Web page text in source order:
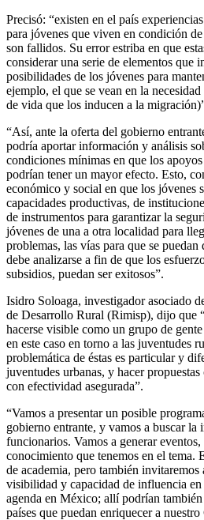
Precisó: “existen en el país
para jóvenes que viven en condición
son fallidos. Su error estriba en que
considerar una serie de elementos que
posibilidades de los jóvenes para
ejemplo, el que se vean en la
de vida que los inducen a la
“Así, ante la oferta del gobierno
podría aportar información y análisis
condiciones mínimas en que los
podrían tener un mayor efecto. Esto,
económico y social en que los jóvenes
capacidades productivas, de
de instrumentos para garantizar la
jóvenes de una a otra localidad para
problemas, las vías para que se
debe analizarse a fin de que los
subsidios, puedan ser exitosos”.
Isidro Soloaga, investigador asociado
de Desarrollo Rural (Rimisp), dijo que
hacerse visible como un grupo de
en este caso en torno a las juventudes
problemática de éstas es particular y
juventudes urbanas, y hacer
con efectividad asegurada”.
“Vamos a presentar un posible
gobierno entrante, y vamos a buscar
funcionarios. Vamos a generar
conocimiento que tenemos en el tema.
de academia, pero también invitaremos
visibilidad y capacidad de influencia en
agenda en México; allí podrían
países que puedan enriquecer a nuestro